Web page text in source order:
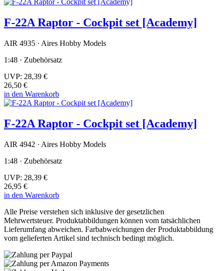
F-22A Raptor - Cockpit set [Academy]
AIR 4935 · Aires Hobby Models
1:48 · Zubehörsatz
UVP: 28,39 €
26,50 €
in den Warenkorb
F-22A Raptor - Cockpit set [Academy]
AIR 4942 · Aires Hobby Models
1:48 · Zubehörsatz
UVP: 28,39 €
26,95 €
in den Warenkorb
Alle Preise verstehen sich inklusive der gesetzlichen
Mehrwertsteuer. Produktabbildungen können vom tatsächlichen
Lieferumfang abweichen. Farbabweichungen der Produktabbildung
vom gelieferten Artikel sind technisch bedingt möglich.